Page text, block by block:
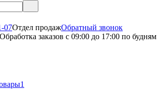
07Отдел продажОбратный звонок
Обработка заказов с 09:00 до 17:00 по будням
1